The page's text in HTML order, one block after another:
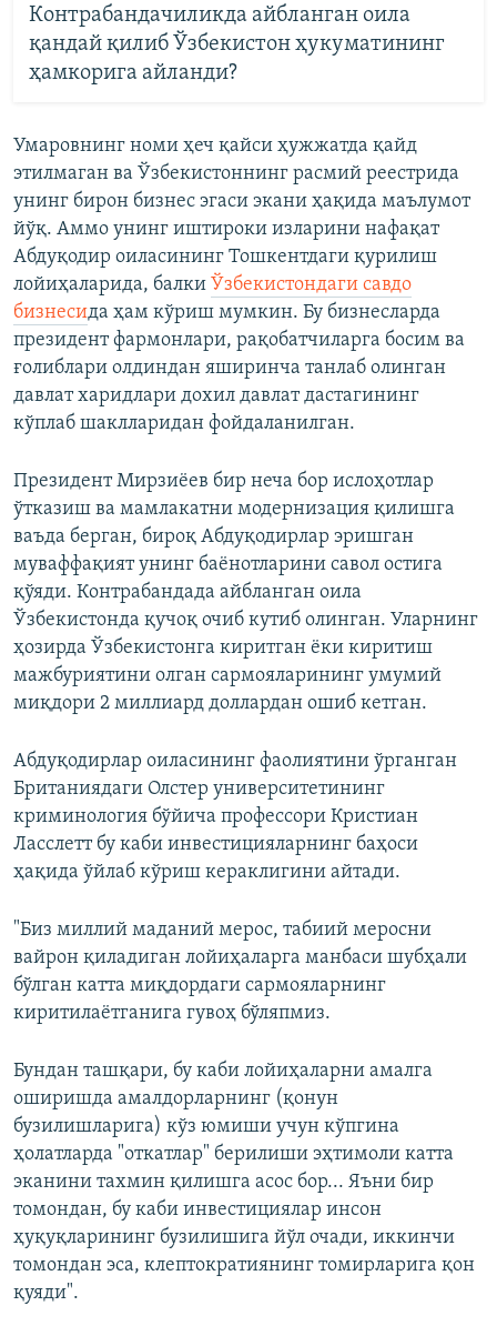
Контрабандачиликда айбланган оила
қандай қилиб Ўзбекистон ҳукуматининг
ҳамкорига айланди?
Умаровнинг номи ҳеч қайси ҳужжатда қайд
этилмаган ва Ўзбекистоннинг расмий реестрида
унинг бирон бизнес эгаси экани ҳақида маълумот
йўқ. Аммо унинг иштироки изларини нафақат
Абдуқодир оиласининг Тошкентдаги қурилиш
лойиҳаларида, балки Ўзбекистондаги савдо
бизнесида ҳам кўриш мумкин. Бу бизнесларда
президент фармонлари, рақобатчиларга босим ва
ғолиблари олдиндан яширинча танлаб олинган
давлат харидлари дохил давлат дастагининг
кўплаб шаклларидан фойдаланилган.
Президент Мирзиёев бир неча бор ислоҳотлар
ўтказиш ва мамлакатни модернизация қилишга
ваъда берган, бироқ Абдуқодирлар эришган
муваффақият унинг баёнотларини савол остига
қўяди. Контрабандада айбланган оила
Ўзбекистонда қучоқ очиб кутиб олинган. Уларнинг
ҳозирда Ўзбекистонга киритган ёки киритиш
мажбуриятини олган сармояларининг умумий
миқдори 2 миллиард доллардан ошиб кетган.
Абдуқодирлар оиласининг фаолиятини ўрганган
Британиядаги Олстер университетининг
криминология бўйича профессори Кристиан
Ласслетт бу каби инвестицияларнинг баҳоси
ҳақида ўйлаб кўриш кераклигини айтади.
"Биз миллий маданий мерос, табиий меросни
вайрон қиладиган лойиҳаларга манбаси шубҳали
бўлган катта миқдордаги сармояларнинг
киритилаётганига гувоҳ бўляпмиз.
Бундан ташқари, бу каби лойиҳаларни амалга
оширишда амалдорларнинг (қонун
бузилишларига) кўз юмиши учун кўпгина
ҳолатларда "откатлар" берилиши эҳтимоли катта
эканини тахмин қилишга асос бор... Яъни бир
томондан, бу каби инвестициялар инсон
ҳуқуқларининг бузилишига йўл очади, иккинчи
томондан эса, клептократиянинг томирларига қон
қуяди".